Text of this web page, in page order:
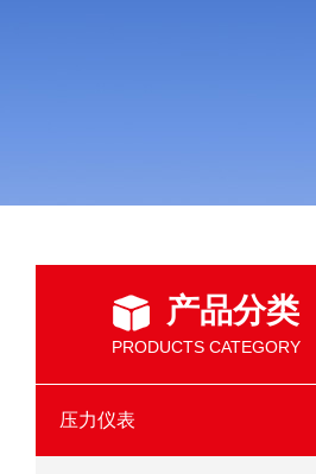
产品分类
PRODUCTS CATEGORY
压力仪表